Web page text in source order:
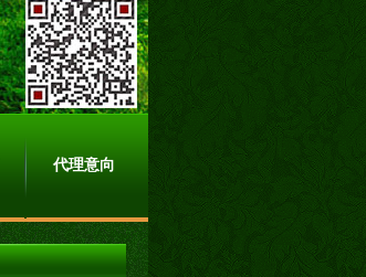
代理意向